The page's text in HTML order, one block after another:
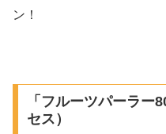
ン！
「フルーツパーラー
セス）